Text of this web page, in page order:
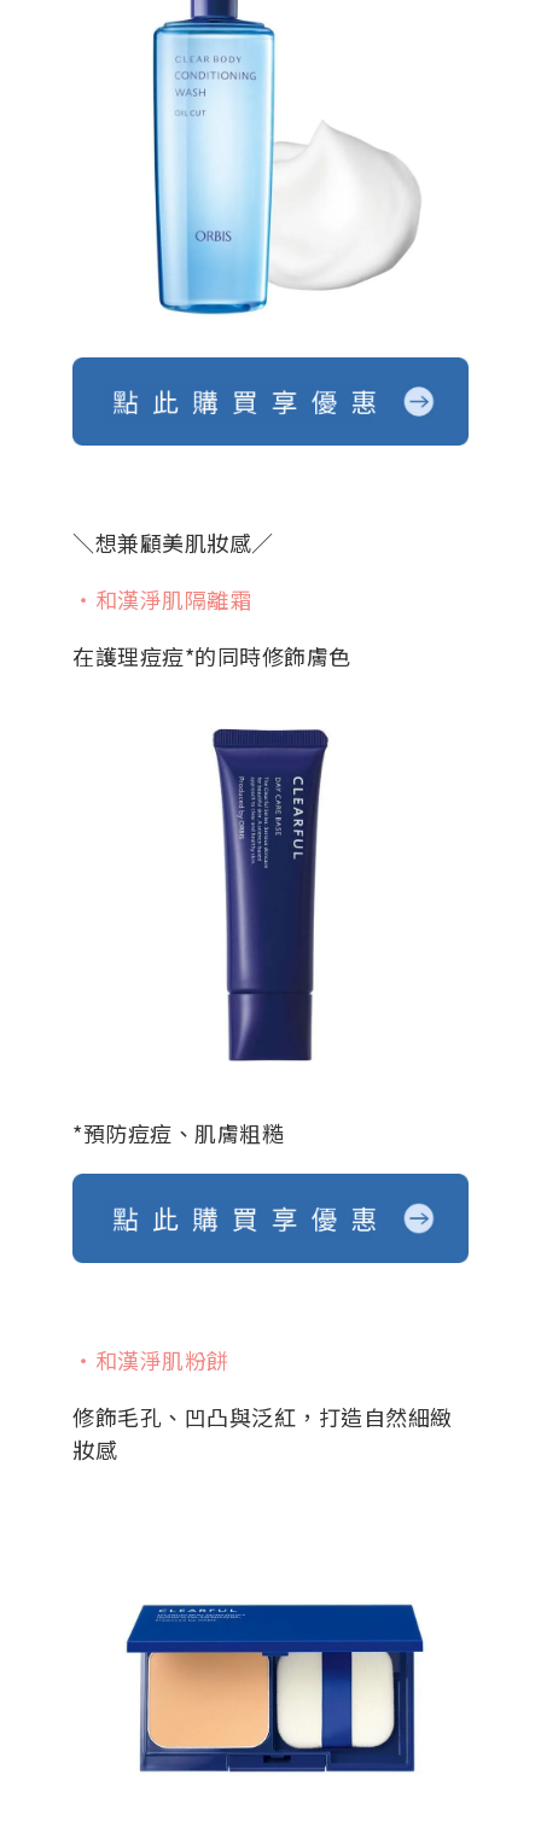
＼想兼顧美肌妝感／
・和漢淨肌隔離霜
在護理痘痘*的同時修飾膚色
*預防痘痘、肌膚粗糙
・和漢淨肌粉餅
修飾毛孔、凹凸與泛紅，打造自然細緻
妝感